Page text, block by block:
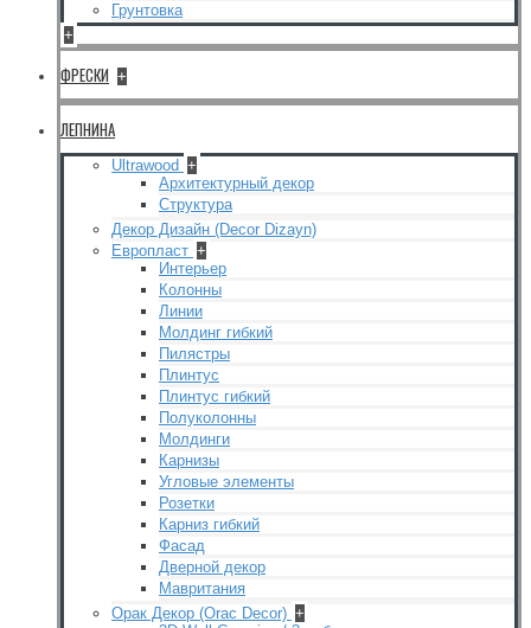
Грунтовка
+
ФРЕСКИ +
ЛЕПНИНА
Ultrawood +
Архитектурный декор
Структура
Декор Дизайн (Decor Dizayn)
Европласт +
Интерьер
Колонны
Линии
Молдинг гибкий
Пилястры
Плинтус
Плинтус гибкий
Полуколонны
Молдинги
Карнизы
Угловые элементы
Розетки
Карниз гибкий
Фасад
Дверной декор
Мавритания
Орак Декор (Orac Decor) +